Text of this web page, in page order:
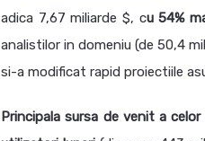
adica 7,67 miliarde $, cu 54%
analistilor in domeniu (de 50,4
si-a modificat rapid proiectiile
Principala sursa de venit a